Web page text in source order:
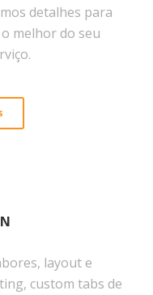
detalhes para
melhor do seu
layout e
custom tabs de